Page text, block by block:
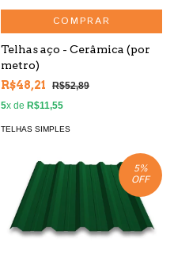
COMPRAR
Telhas aço - Cerâmica (por
metro)
R$48,21
R$52,89
5x de R$11,55
TELHAS SIMPLES
5%
OFF